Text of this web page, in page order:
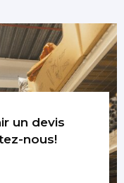
un devis
nous!